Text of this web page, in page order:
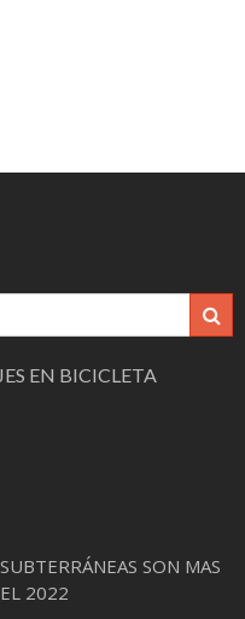
EN BICICLETA
SON MAS
2022